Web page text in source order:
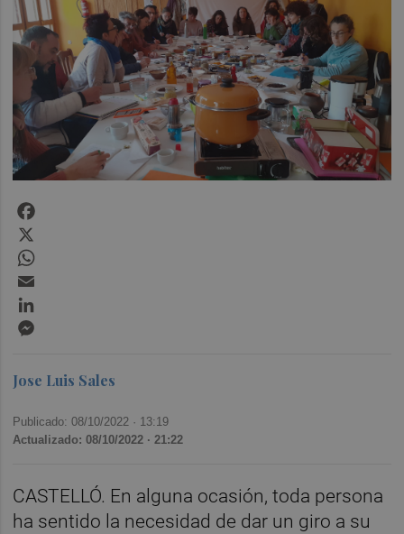
Jose Luis Sales
Publicado: 08/10/2022 · 13:19
Actualizado: 08/10/2022 · 21:22
CASTELLÓ. En alguna ocasión, toda persona
ha sentido la necesidad de dar un giro a su